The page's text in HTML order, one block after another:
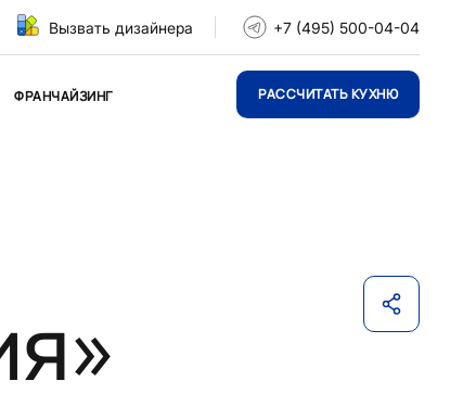
Вызвать дизайнера +7 (495) 500-04-04
ФРАНЧАЙЗИНГ РАССЧИТАТЬ КУХНЮ